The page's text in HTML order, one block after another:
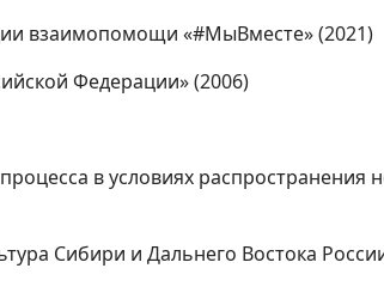
взаимопомощи «#МыВместе» (2021)
Федерации» (2006)
в условиях распространения
Сибири и Дальнего Востока